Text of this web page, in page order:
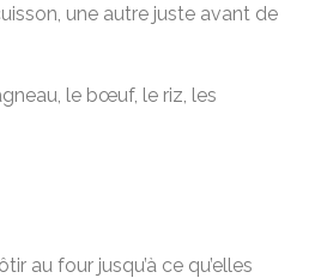
une autre juste avant de
le bœuf, le riz, les
au four jusqu’à ce qu’elles